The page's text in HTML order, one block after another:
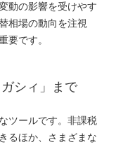
動の影響を受けやす
相場の動向を注視
要です。
シィ」まで
ツールです。非課税
るほか、さまざまな